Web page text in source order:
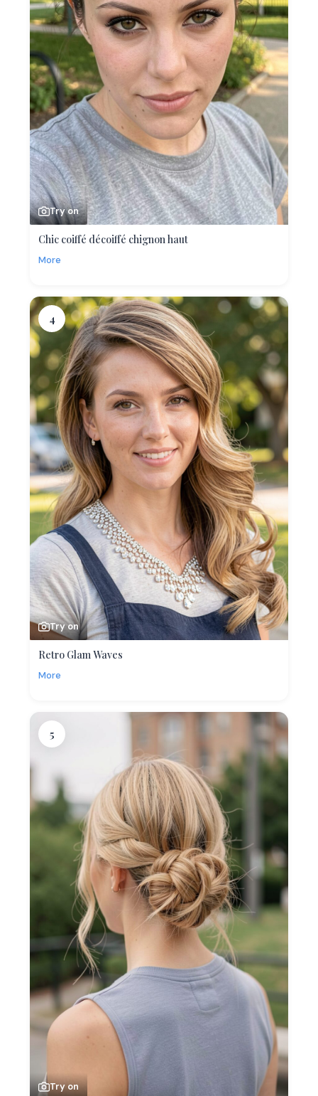
Try on
Chic coiffé décoiffé chignon haut
More
4
Try on
Retro Glam Waves
More
5
Try on